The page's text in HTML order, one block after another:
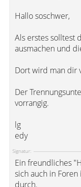
Hallo soschwer,
Als erstes solltest
ausmachen und
Dort wird man dir
Der
vorrangig.
lg
edy
Signatur:
Ein freundliches
sich auch in
durch.